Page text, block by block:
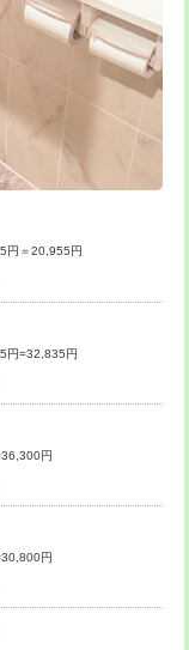
円＝20,955円
円=32,835円
円
円